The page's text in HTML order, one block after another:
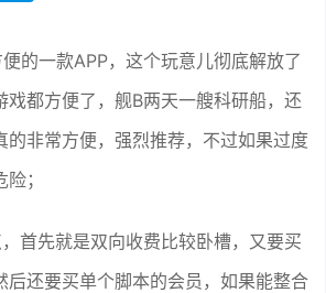
的一款APP，这个玩意儿彻底解放了
戏都方便了，舰B两天一艘科研船，还
的非常方便，强烈推荐，不过如果过度
；
首先就是双向收费比较卧槽，又要买
后还要买单个脚本的会员，如果能整合